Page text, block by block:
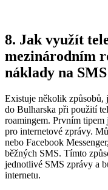
8. Jak využít
mezinárodním
náklady na
Existuje několik způsobů,
do Bulharska při použití
roamingem. Prvním
pro internetové zprávy.
nebo Facebook
běžných SMS. Tímto
jednotlivé SMS zprávy a
internetu.